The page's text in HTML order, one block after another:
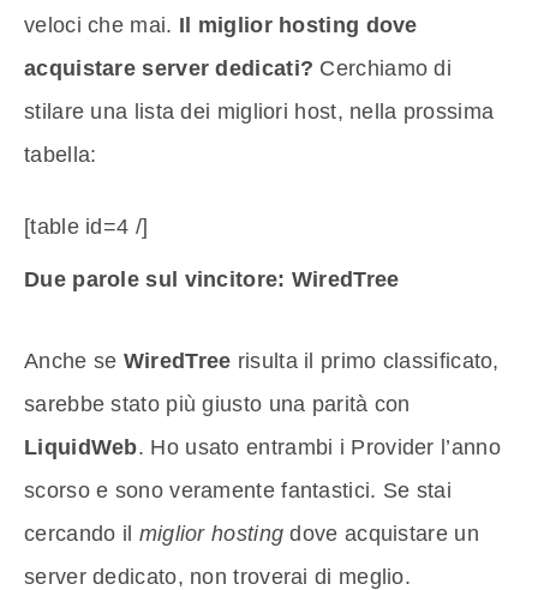
veloci che mai. Il miglior hosting dove
acquistare server dedicati? Cerchiamo di
stilare una lista dei migliori host, nella prossima
tabella:
[table id=4 /]
Due parole sul vincitore: WiredTree
Anche se WiredTree risulta il primo classificato,
sarebbe stato più giusto una parità con
LiquidWeb. Ho usato entrambi i Provider l’anno
scorso e sono veramente fantastici. Se stai
cercando il miglior hosting dove acquistare un
server dedicato, non troverai di meglio.